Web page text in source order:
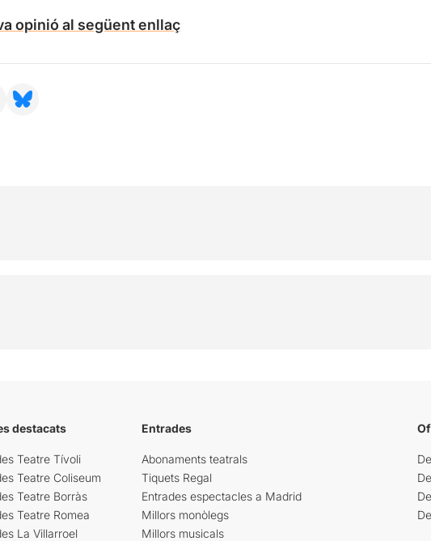
opinió al següent enllaç
destacats
Teatre Tívoli
Teatre Coliseum
Teatre Borràs
Teatre Romea
La Villarroel
Entrades
Abonaments teatrals
Tiquets Regal
Entrades espectacles a Madrid
Millors monòlegs
Millors musicals